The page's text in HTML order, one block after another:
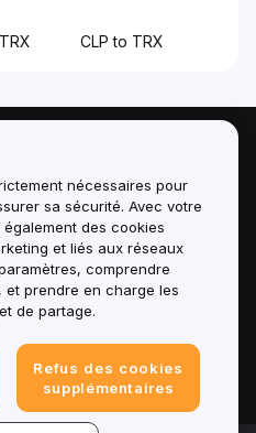
CLP to TRX
nécessaires pour
sa sécurité. Avec votre
des cookies
et liés aux réseaux
comprendre
et prendre en charge les
de partage.
Refus des cookies
supplémentaires